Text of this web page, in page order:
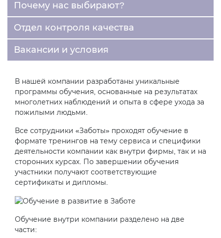
Почему нас выбирают?
Отдел контроля качества
Вакансии и условия
В нашей компании разработаны уникальные
программы обучения, основанные на результатах
многолетних наблюдений и опыта в сфере ухода за
пожилыми людьми.
Все сотрудники «Заботы» проходят обучение в
формате тренингов на тему сервиса и специфики
деятельности компании как внутри фирмы, так и на
сторонних курсах. По завершении обучения
участники получают соответствующие
сертификаты и дипломы.
Обучение внутри компании разделено на две
части: